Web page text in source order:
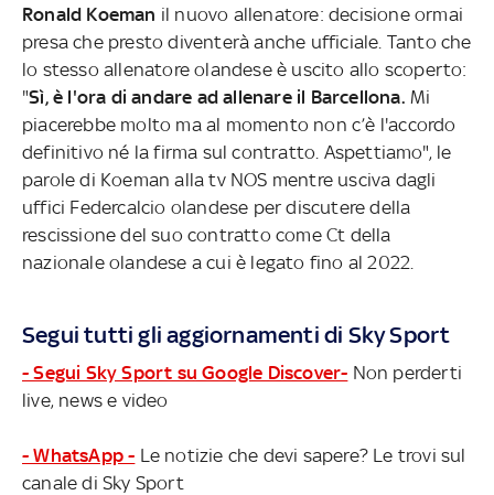
Ronald Koeman il nuovo allenatore: decisione ormai
presa che presto diventerà anche ufficiale. Tanto che
lo stesso allenatore olandese è uscito allo scoperto:
"Sì, è l'ora di andare ad allenare il Barcellona. Mi
piacerebbe molto ma al momento non c’è l'accordo
definitivo né la firma sul contratto. Aspettiamo", le
parole di Koeman alla tv NOS mentre usciva dagli
uffici Federcalcio olandese per discutere della
rescissione del suo contratto come Ct della
nazionale olandese a cui è legato fino al 2022.
Segui tutti gli aggiornamenti di Sky Sport
- Segui Sky Sport su Google Discover- Non perderti
live, news e video
- WhatsApp - Le notizie che devi sapere? Le trovi sul
canale di Sky Sport